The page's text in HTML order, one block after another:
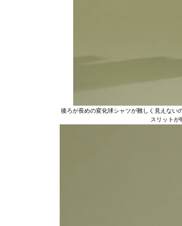
後ろが長めの変化球シャツが難しく見えない
スリットが